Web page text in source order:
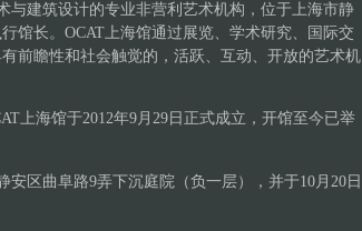
与建筑设计的专业非营利艺术机构，位于上海市静
馆长。OCAT上海馆通过展览、学术研究、国际交
前瞻性和社会触觉的，活跃、互动、开放的艺术机
上海馆于2012年9月29日正式成立，开馆至今已举
安区曲阜路9弄下沉庭院（负一层），并于10月20日